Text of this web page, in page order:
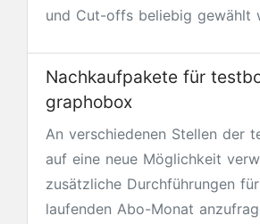
und Cut-offs beliebig gewählt
Nachkaufpakete für
graphobox
An verschiedenen Stellen der
auf eine neue Möglichkeit
zusätzliche Durchführungen
laufenden Abo-Monat